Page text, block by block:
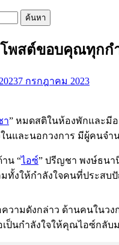
พสต์ขอบคุณทุกก
7 กรกฎาคม 2023
า” หมดสติในห้องพักและมี
นและนอกวงการ มีผู้คนจ
น “ไอซ์” ปรีญชา พงษ์ธนา
ทั้งให้กำลังใจคนที่ประสบ
วามดังกล่าว ด้านคนในว
ป็นกำลังใจให้คุณไอซ์กลับ